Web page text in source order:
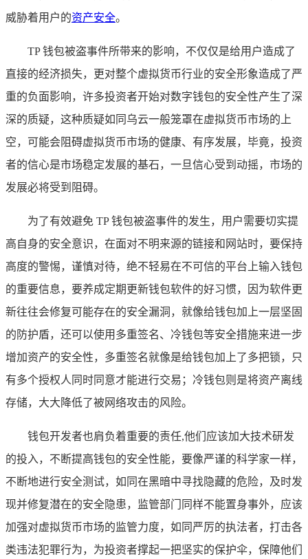
威胁着用户的资产安全。
TP 钱包被盗事件所带来的影响，不仅仅是给用户造成了
直接的经济损失，更对整个虚拟货币行业的安全形象造成了严
重的负面影响，许多投资者开始对数字钱包的安全性产生了深
深的质疑，这种质疑如同乌云一般笼罩在虚拟货币市场的上
空，可能会阻碍虚拟货币市场的健康、有序发展，毕竟，投资
者的信心是市场稳定发展的基石，一旦信心受到动摇，市场的
发展必将受到阻碍。
为了有效避免 TP 钱包被盗事件的发生，用户需要切实提
高自身的安全意识，在面对不明来源的链接和网站时，要保持
高度的警惕，谨慎对待，绝不轻易在不可信的平台上输入钱包
的重要信息，要养成定期更新钱包软件的好习惯，因为软件更
新往往会修复可能存在的安全漏洞，就像给钱包加上一层坚固
的防护盾，还可以使用多重签名、冷钱包等安全措施来进一步
增加资产的安全性，多重签名就像是给钱包加上了多把锁，只
有多个授权人同时同意才能进行交易；冷钱包则是将资产离线
存储，大大降低了被网络攻击的风险。
钱包开发者也肩负着重要的责任,他们应该加大技术研发
的投入，不断提高钱包的安全性能，要像严谨的科学家一样，
不断地进行安全测试，如同在黑暗中寻找隐藏的危险，及时发
现并修复潜在的安全隐患，监管部门同样不能置身事外，应该
加强对虚拟货币市场的监管力度，如同严厉的执法者，打击各
类违法犯罪行为，为投资者撑起一把坚实的保护伞，保障他们